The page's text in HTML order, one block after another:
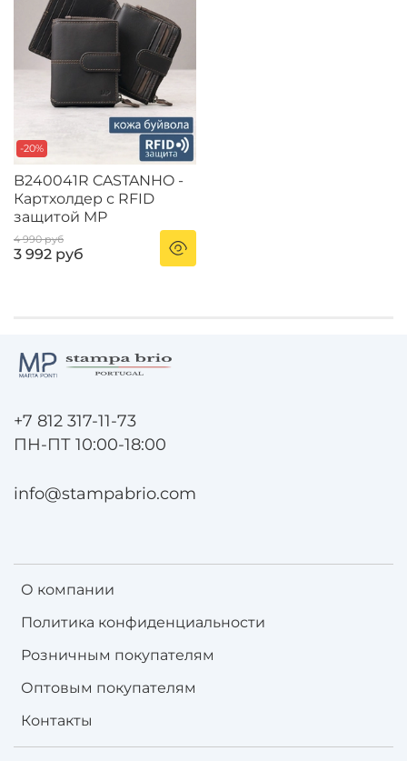
-20%
B240041R CASTANHO -
Картхолдер с RFID
защитой MP
4 990 руб
3 992 руб
О компании
Политика конфиденциальности
Розничным покупателям
Оптовым покупателям
Контакты
+7 812 317-11-73
ПН-ПТ 10:00-18:00
info@stampabrio.com